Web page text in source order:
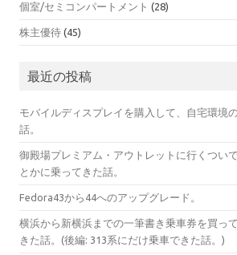
個室/セミコンパートメント (28)
株主優待 (45)
最近の投稿
モバイルディスプレイを購入して、自宅環境
話。
御殿場プレミアム・アウトレットに行くつい
とかに乗ってきた話。
Fedora43から44へのアップグレード。
横浜から新横浜までの一筆書き乗車券を買っ
きた話。(後編: 313系にだけ乗車できた話。)